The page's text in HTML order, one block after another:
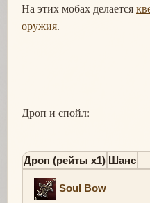
На этих мобах делается
оружия.
Дроп и спойл:
Дроп (рейты х1) Шанс
Soul Bow